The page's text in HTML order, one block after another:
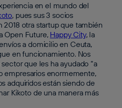
en el mundo del
, pues sus 3 socios
2018 otra startup que también
Open Future, Happy City, la
a domicilio en Ceuta,
en funcionamiento. Nos
que les ha ayudado “a
empresarios enormemente,
adquiridos están siendo de
Kikoto de una manera más